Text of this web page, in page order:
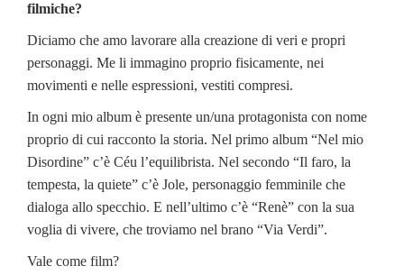
filmiche?
Diciamo che amo lavorare alla creazione di veri e propri
personaggi. Me li immagino proprio fisicamente, nei
movimenti e nelle espressioni, vestiti compresi.
In ogni mio album è presente un/una protagonista con nome
proprio di cui racconto la storia. Nel primo album “Nel mio
Disordine” c’è Céu l’equilibrista. Nel secondo “Il faro, la
tempesta, la quiete” c’è Jole, personaggio femminile che
dialoga allo specchio. E nell’ultimo c’è “Renè” con la sua
voglia di vivere, che troviamo nel brano “Via Verdi”.
Vale come film?